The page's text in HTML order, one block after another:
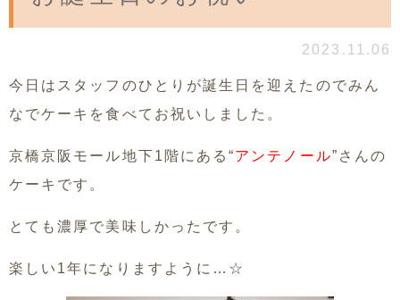
2023.11.06
今日はスタッフのひとりが誕生日を迎えたのでみん
なでケーキを食べてお祝いしました。
京橋京阪モール地下1階にある“アンテノール”さんの
ケーキです。
とても濃厚で美味しかったです。
楽しい1年になりますように…☆